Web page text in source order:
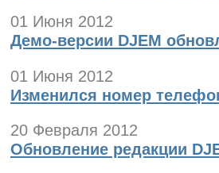
01 Июня 2012
Демо-версии DJEM
01 Июня 2012
Изменился номер
20 Февраля 2012
Обновление редакции